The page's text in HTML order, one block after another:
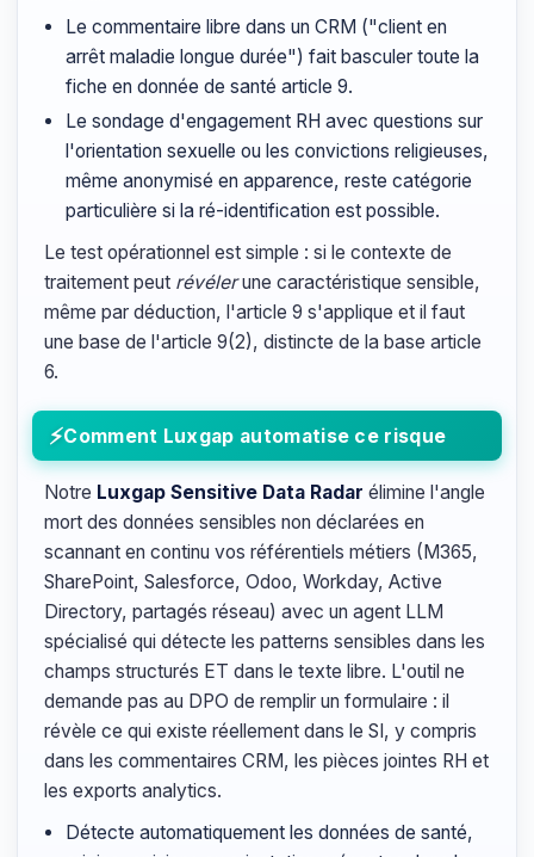
Le commentaire libre dans un CRM ("client en
arrêt maladie longue durée") fait basculer toute la
fiche en donnée de santé article 9.
Le sondage d'engagement RH avec questions sur
l'orientation sexuelle ou les convictions religieuses,
même anonymisé en apparence, reste catégorie
particulière si la ré-identification est possible.
Le test opérationnel est simple : si le contexte de
traitement peut révélerune caractéristique sensible,
même par déduction, l'article 9 s'applique et il faut
une base de l'article 9(2), distincte de la base article
6.
Comment Luxgap automatise ce risque
Notre Luxgap Sensitive Data Radar élimine l'angle
mort des données sensibles non déclarées en
scannant en continu vos référentiels métiers (M365,
SharePoint, Salesforce, Odoo, Workday, Active
Directory, partagés réseau) avec un agent LLM
spécialisé qui détecte les patterns sensibles dans les
champs structurés ET dans le texte libre. L'outil ne
demande pas au DPO de remplir un formulaire : il
révèle ce qui existe réellement dans le SI, y compris
dans les commentaires CRM, les pièces jointes RH et
les exports analytics.
Détecte automatiquement les données de santé,